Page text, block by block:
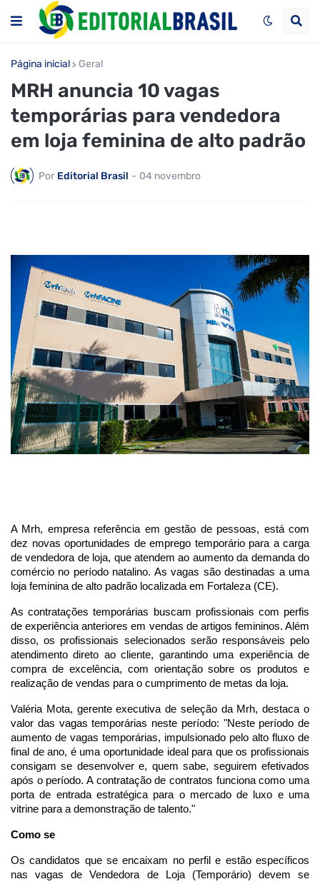
Página inicial Geral
MRH anuncia 10 vagas
temporárias para vendedora
em loja feminina de alto padrão
Por Editorial Brasil - 04 novembro
A Mrh, empresa referência em gestão de pessoas, está com
dez novas oportunidades de emprego temporário para a carga
de vendedora de loja, que atendem ao aumento da demanda do
comércio no período natalino. As vagas são destinadas a uma
loja feminina de alto padrão localizada em Fortaleza (CE).
As contratações temporárias buscam profissionais com perfis
de experiência anteriores em vendas de artigos femininos. Além
disso, os profissionais selecionados serão responsáveis ​​pelo
atendimento direto ao cliente, garantindo uma experiência de
compra de excelência, com orientação sobre os produtos e
realização de vendas para o cumprimento de metas da loja.
Valéria Mota, gerente executiva de seleção da Mrh, destaca o
valor das vagas temporárias neste período: "Neste período de
aumento de vagas temporárias, impulsionado pelo alto fluxo de
final de ano, é uma oportunidade ideal para que os profissionais
consigam se desenvolver e, quem sabe, seguirem efetivados
após o período. A contratação de contratos funciona como uma
porta de entrada estratégica para o mercado de luxo e uma
vitrine para a demonstração de talento."
Como se
Os candidatos que se encaixam no perfil e estão específicos
nas vagas de Vendedora de Loja (Temporário) devem se